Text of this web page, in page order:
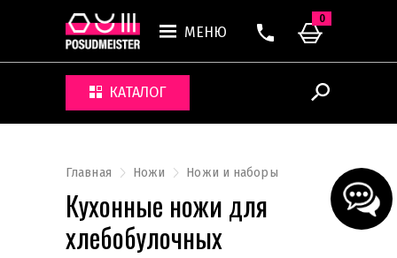
МЕНЮ
КАТАЛОГ
0
Главная Ножи Ножи и наборы
Кухонные ножи для
хлебобулочных